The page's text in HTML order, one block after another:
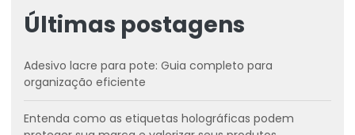
Últimas postagens
Adesivo lacre para pote: Guia completo para
organização eficiente
Entenda como as etiquetas holográficas podem